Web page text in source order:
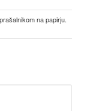
na papirju.